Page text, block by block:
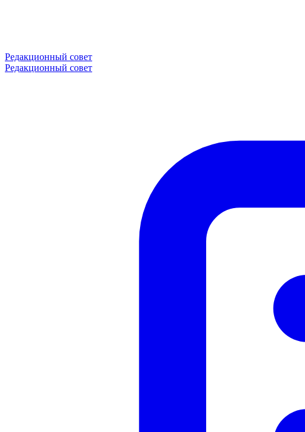
Редакционный совет
Редакционный совет